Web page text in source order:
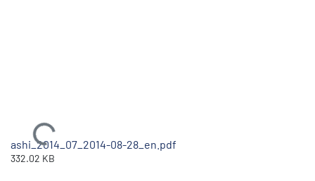
Ladataan...
ashi_2014_07_2014-08-28_en.pdf
332.02 KB